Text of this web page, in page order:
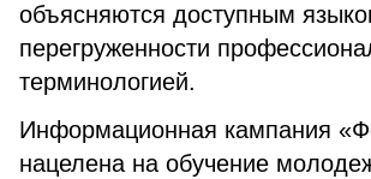
объясняются доступным
перегруженности
терминологией.
Информационная кампания
нацелена на обучение